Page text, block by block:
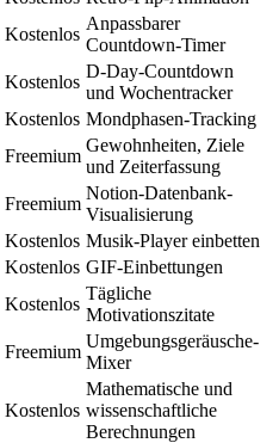
Kostenlos
Anpassbarer
Countdown-Timer
Kostenlos
D-Day-Countdown
und Wochentracker
Kostenlos Mondphasen-Tracking
Freemium
Gewohnheiten, Ziele
und Zeiterfassung
Freemium
Notion-Datenbank-
Visualisierung
Kostenlos Musik-Player einbetten
Kostenlos GIF-Einbettungen
Kostenlos
Tägliche
Motivationszitate
Freemium
Umgebungsgeräusche-
Mixer
Kostenlos
Mathematische und
wissenschaftliche
Berechnungen